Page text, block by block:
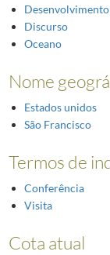
Discurso
Oceano
Nome
Estados unidos
São Francisco
Termos de
Conferência
Visita
Cota atual